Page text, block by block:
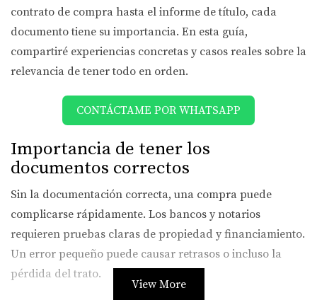
contrato de compra hasta el informe de título, cada
documento tiene su importancia. En esta guía,
compartiré experiencias concretas y casos reales sobre la
relevancia de tener todo en orden.
CONTÁCTAME POR WHATSAPP
Importancia de tener los
documentos correctos
Sin la documentación correcta, una compra puede
complicarse rápidamente. Los bancos y notarios
requieren pruebas claras de propiedad y financiamiento.
Un error pequeño puede causar retrasos o incluso la
pérdida del trato.
View More